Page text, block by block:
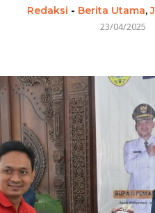
Redaksi - Berita Utama,
23/04/2025